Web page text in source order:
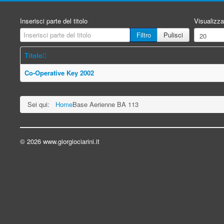
Inserisci parte del titolo
Filtro
Pulisci
Titolo
Co-Operative Key 2002
Sei qui: HomeBase Aerienne BA 113
© 2026 www.giorgiociarini.it